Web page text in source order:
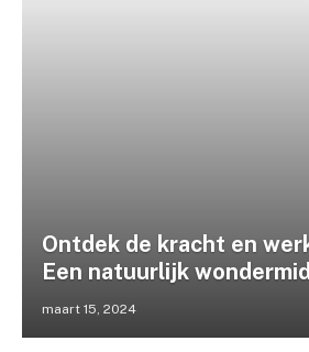
Ontdek de kracht en
Een natuurlijk
maart 15, 2024